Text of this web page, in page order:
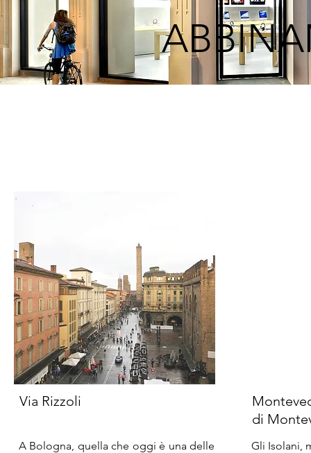
Via Rizzoli
A Bologna, quella che oggi è una delle
di
Gli Isolani,